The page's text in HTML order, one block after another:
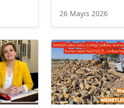
26 Mayıs 2026